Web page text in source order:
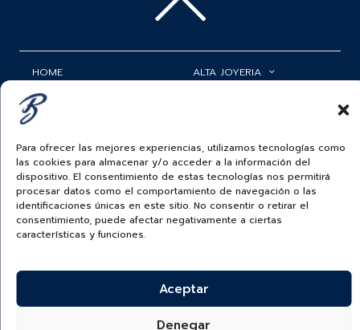
Para ofrecer las mejores experiencias, utilizamos tecnologías como
las cookies para almacenar y/o acceder a la información del
dispositivo. El consentimiento de estas tecnologías nos permitirá
procesar datos como el comportamiento de navegación o las
identificaciones únicas en este sitio. No consentir o retirar el
consentimiento, puede afectar negativamente a ciertas
características y funciones.
Aceptar
Denegar
HOME
ROLEX
RELOJERÍA
ALTA JOYERIA
BAUER NEWS
SERVICIOS
SIGUENOS EN
BAUER & CO SAS. TODOS LOS DERECHOS
POLÍTICA DE PRIVACIDAD
TRATAMIENTO DATOS PERSONALES BAUER